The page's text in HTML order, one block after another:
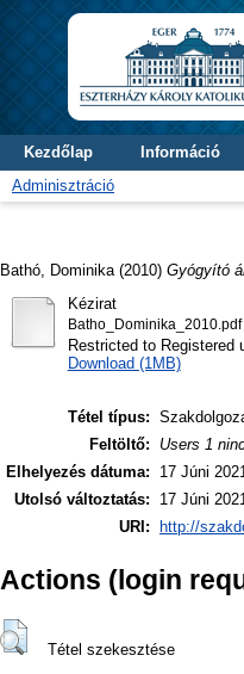
Kezdőlap Információ
Adminisztráció
Bathó, Dominika (2010) Gyógyító
Kézirat
Batho_Dominika_2010.pdf
Restricted to Registered
Download (1MB)
Tétel típus:
Feltöltő:
Users 1
Elhelyezés dátuma:
17 Júni
Utolsó változtatás:
17 Júni
URI:
http://
Actions (login
Tétel szekesztése